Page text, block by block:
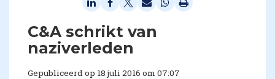
​C&A schrikt van
naziverleden
Gepubliceerd op 18 juli 2016 om 07:07